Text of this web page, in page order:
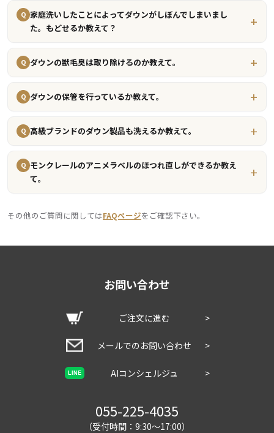
Q 家庭洗いしたことによってダウンがしぼんでしまいまし
た。もどせるか教えて？
Q ダウンの獣毛臭は取り除けるのか教えて。
Q ダウンの保管を行っているか教えて。
Q 高級ブランドのダウン製品も洗えるか教えて。
Q モンクレールのアニメラベルのほつれ直しができるか教え
て。
その他のご質問に関してはFAQページをご確認下さい。
お問い合わせ
ご注文に進む >
メールでのお問い合わせ >
LINE AIコンシェルジュ >
055-225-4035
（受付時間：9:30～17:00）